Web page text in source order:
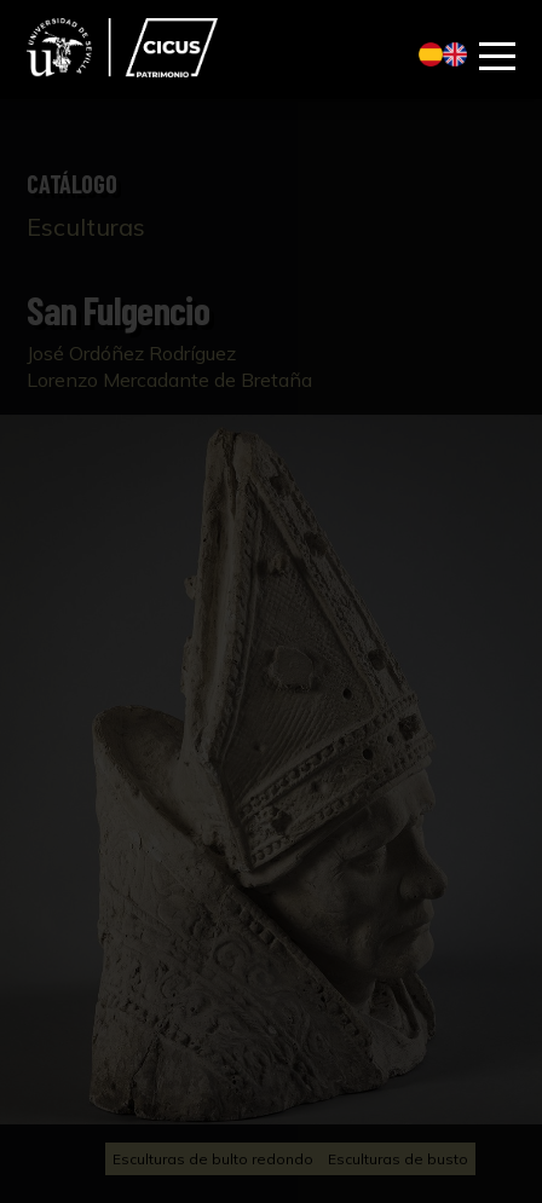
CATÁLOGO
Esculturas
San Fulgencio
José Ordóñez Rodríguez
Lorenzo Mercadante de Bretaña
Esculturas de bulto redondo Esculturas de busto